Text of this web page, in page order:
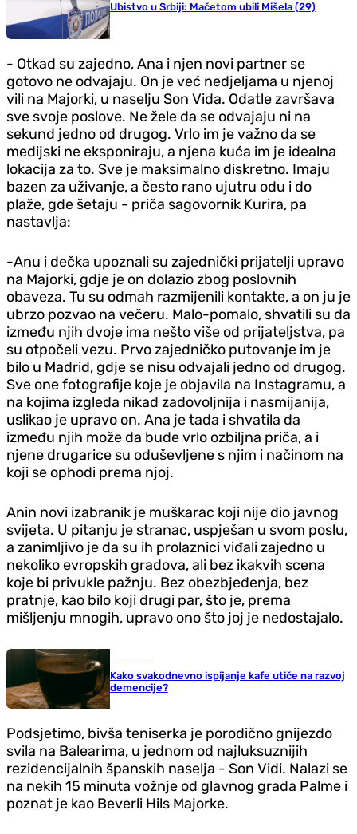
Ubistvo u Srbiji: Mačetom ubili Mišela (29)
- Otkad su zajedno, Ana i njen novi partner se
gotovo ne odvajaju. On je već nedjeljama u njenoj
vili na Majorki, u naselju Son Vida. Odatle završava
sve svoje poslove. Ne žele da se odvajaju ni na
sekund jedno od drugog. Vrlo im je važno da se
medijski ne eksponiraju, a njena kuća im je idealna
lokacija za to. Sve je maksimalno diskretno. Imaju
bazen za uživanje, a često rano ujutru odu i do
plaže, gde šetaju - priča sagovornik Kurira, pa
nastavlja:
-Anu i dečka upoznali su zajednički prijatelji upravo
na Majorki, gdje je on dolazio zbog poslovnih
obaveza. Tu su odmah razmijenili kontakte, a on ju je
ubrzo pozvao na večeru. Malo-pomalo, shvatili su da
između njih dvoje ima nešto više od prijateljstva, pa
su otpočeli vezu. Prvo zajedničko putovanje im je
bilo u Madrid, gdje se nisu odvajali jedno od drugog.
Sve one fotografije koje je objavila na Instagramu, a
na kojima izgleda nikad zadovoljnija i nasmijanija,
uslikao je upravo on. Ana je tada i shvatila da
između njih može da bude vrlo ozbiljna priča, a i
njene drugarice su oduševljene s njim i načinom na
koji se ophodi prema njoj.
Anin novi izabranik je muškarac koji nije dio javnog
svijeta. U pitanju je stranac, uspješan u svom poslu,
a zanimljivo je da su ih prolaznici viđali zajedno u
nekoliko evropskih gradova, ali bez ikakvih scena
koje bi privukle pažnju. Bez obezbjeđenja, bez
pratnje, kao bilo koji drugi par, što je, prema
mišljenju mnogih, upravo ono što joj je nedostajalo.
Kako svakodnevno ispijanje kafe utiče na razvoj
demencije?
Podsjetimo, bivša teniserka je porodično gnijezdo
svila na Balearima, u jednom od najluksuznijih
rezidencijalnih španskih naselja - Son Vidi. Nalazi se
na nekih 15 minuta vožnje od glavnog grada Palme i
poznat je kao Beverli Hils Majorke.